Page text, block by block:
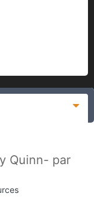
Quinn- par